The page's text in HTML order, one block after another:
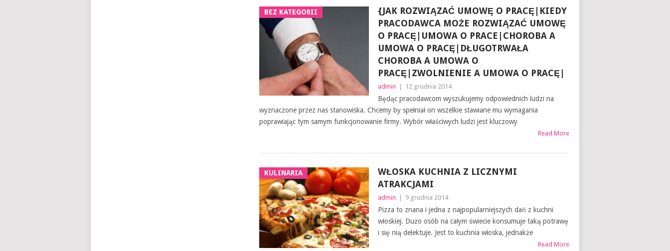
BEZ KATEGORII
{JAK ROZWIĄZAĆ UMOWĘ O PRACĘ|KIEDY
PRACODAWCA MOŻE ROZWIĄZAĆ UMOWĘ
O PRACĘ|UMOWA O PRACE|CHOROBA A
UMOWA O PRACĘ|DŁUGOTRWAŁA
CHOROBA A UMOWA O
PRACĘ|ZWOLNIENIE A UMOWA O PRACĘ|
admin 12 grudnia 2014
Będąc pracodawcom wyszukujemy odpowiednich ludzi na
wyznaczone przez nas stanowiska. Chcemy by spełniał on wszelkie stawiane mu wymagania
poprawiając tym samym funkcjonowanie firmy. Wybór właściwych ludzi jest kluczowy
Read More
KULINARIA
WŁOSKA KUCHNIA Z LICZNYMI
ATRAKCJAMI
admin 9 grudnia 2014
Pizza to znana i jedna z najpopularniejszych dań z kuchni
włoskiej. Dużo osób na całym świecie konsumuje taką potrawę
i się nią delektuje. Jest to kuchnia włoska, jednakże
Read More